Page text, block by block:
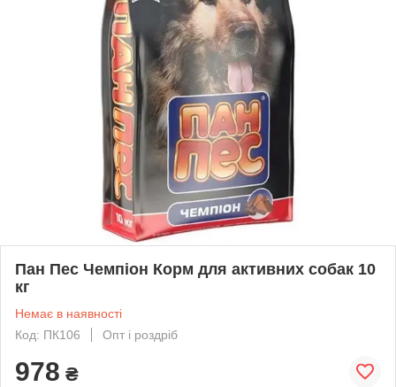
Пан Пес Чемпіон Корм для активних собак 10
кг
Немає в наявності
Код: ПК106
Опт і роздріб
978 ₴